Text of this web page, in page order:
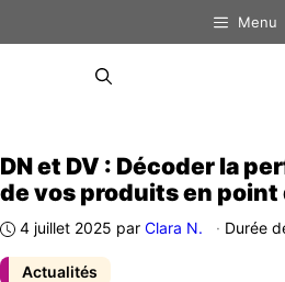
au
Menu
Actualités
DN et DV : Décoder la
de vos produits en point
4 juillet 2025 par Clara N. · Durée